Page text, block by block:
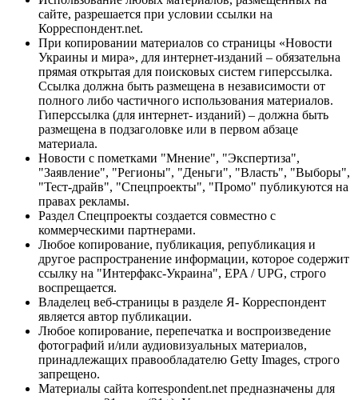
сайте, разрешается при условии ссылки на
Корреспондент.net.
При копировании материалов со страницы «Новости
Украины и мира», для интернет-изданий – обязательна
прямая открытая для поисковых систем гиперссылка.
Ссылка должна быть размещена в независимости от
полного либо частичного использования материалов.
Гиперссылка (для интернет- изданий) – должна быть
размещена в подзаголовке или в первом абзаце
материала.
Новости с пометками "Мнение", "Экспертиза",
"Заявление", "Регионы", "Деньги", "Власть", "Выборы",
"Тест-драйв", "Спецпроекты", "Промо" публикуются на
правах рекламы.
Раздел Спецпроекты создается совместно с
коммерческими партнерами.
Любое копирование, публикация, републикация и
другое распространение информации, которое содержит
ссылку на "Интерфакс-Украина", EPA / UPG, строго
воспрещается.
Владелец веб-страницы в разделе Я- Корреспондент
является автор публикации.
Любое копирование, перепечатка и воспроизведение
фотографий и/или аудиовизуальных материалов,
принадлежащих правообладателю Getty Images, строго
запрещено.
Материалы сайта korrespondent.net предназначены для